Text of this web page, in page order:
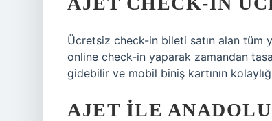
Ücretsiz check-in bileti satın alan tüm
online check-in yaparak zamandan
gidebilir ve mobil biniş kartının
AJET ILE